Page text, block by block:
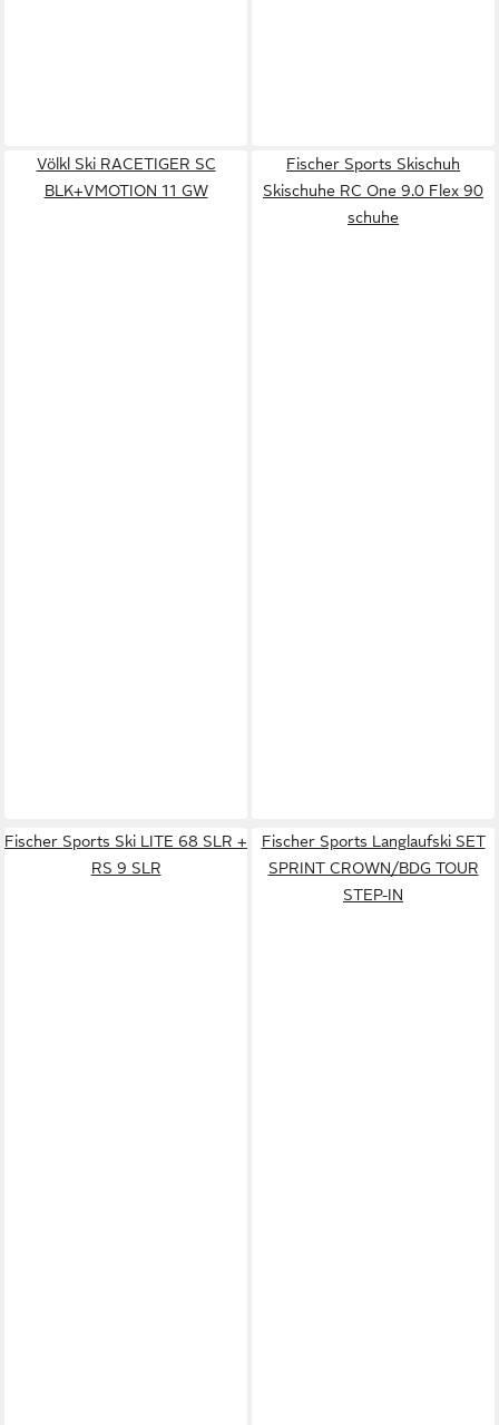
Völkl Ski RACETIGER SC
BLK+VMOTION 11 GW
Fischer Sports Skischuh
Skischuhe RC One 9.0 Flex 90
schuhe
Fischer Sports Ski LITE 68 SLR +
RS 9 SLR
Fischer Sports Langlaufski SET
SPRINT CROWN/BDG TOUR
STEP-IN